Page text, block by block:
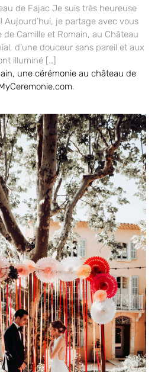
de Fajac Je suis très heureuse
Aujourd’hui, je partage avec vous
de Camille et Romain, au Château
d’une douceur sans pareil et aux
illuminé […]
une cérémonie au château de
.